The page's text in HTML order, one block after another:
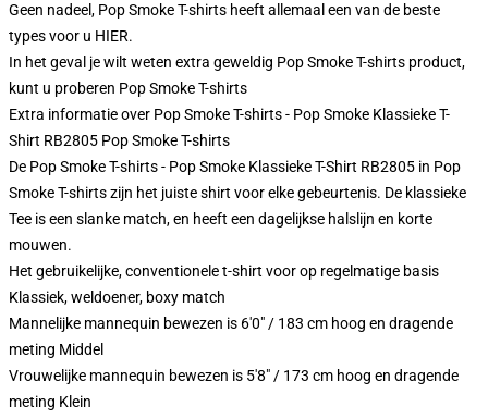
Geen nadeel, Pop Smoke T-shirts heeft allemaal een van de beste
types voor u HIER.
In het geval je wilt weten extra geweldig Pop Smoke T-shirts product,
kunt u proberen Pop Smoke T-shirts
Extra informatie over Pop Smoke T-shirts - Pop Smoke Klassieke T-
Shirt RB2805 Pop Smoke T-shirts
De Pop Smoke T-shirts - Pop Smoke Klassieke T-Shirt RB2805 in Pop
Smoke T-shirts zijn het juiste shirt voor elke gebeurtenis. De klassieke
Tee is een slanke match, en heeft een dagelijkse halslijn en korte
mouwen.
Het gebruikelijke, conventionele t-shirt voor op regelmatige basis
Klassiek, weldoener, boxy match
Mannelijke mannequin bewezen is 6'0" / 183 cm hoog en dragende
meting Middel
Vrouwelijke mannequin bewezen is 5'8" / 173 cm hoog en dragende
meting Klein